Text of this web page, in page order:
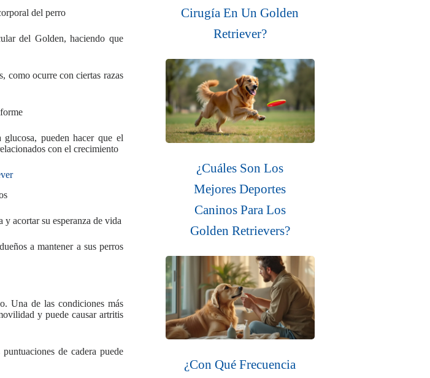
del perro
del Golden, haciendo que
como ocurre con ciertas razas
pueden hacer que el
con el crecimiento
y acortar su esperanza de vida
a mantener a sus perros
Una de las condiciones más
y puede causar artritis
de cadera puede
Cirugía En Un Golden
Retriever?
¿Cuáles Son Los
Mejores Deportes
Caninos Para Los
Golden Retrievers?
¿Con Qué Frecuencia